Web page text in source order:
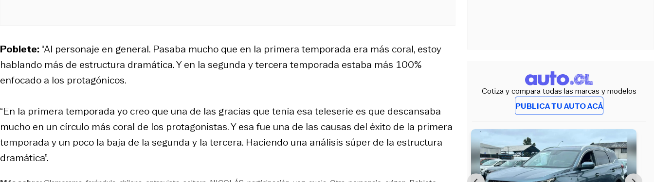
Poblete:“Al personaje en general. Pasaba mucho que en la primera temporada era más coral, estoy
hablando más de estructura dramática. Y en la segunda y tercera temporada estaba más 100%
enfocado a los protagónicos.
“En la primera temporada yo creo que una de las gracias que tenía esa teleserie es que descansaba
mucho en un círculo más coral de los protagonistas. Y esa fue una de las causas del éxito de la primera
temporada y un poco la baja de la segunda y la tercera. Haciendo una análisis súper de la estructura
dramática”.
Cotiza y compara todas las marcas y modelos
PUBLICA TU AUTO ACÁ